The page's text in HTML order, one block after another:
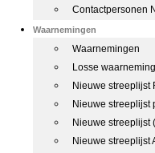
Contactpersonen
Waarnemingen
Waarnemingen
Losse
Nieuwe streeplijst
Nieuwe streeplijst
Nieuwe streeplijst
Nieuwe streeplijst